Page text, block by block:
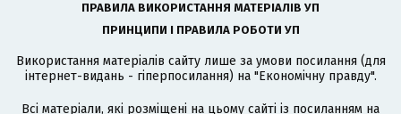
ПРАВИЛА ВИКОРИСТАННЯ МАТЕРІАЛІВ УП
ПРИНЦИПИ І ПРАВИЛА РОБОТИ УП
Використання матеріалів сайту лише за умови посилання (для
інтернет-видань - гіперпосилання) на "Економічну правду".
Всі матеріали, які розміщені на цьому сайті із посиланням на